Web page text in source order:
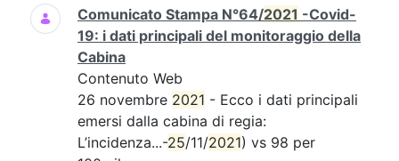
Comunicato Stampa N°64/2021 -Covid-
19: i dati principali del monitoraggio della
Cabina
Contenuto Web
26 novembre 2021 - Ecco i dati principali
emersi dalla cabina di regia:
L’incidenza...-25/11/2021) vs 98 per